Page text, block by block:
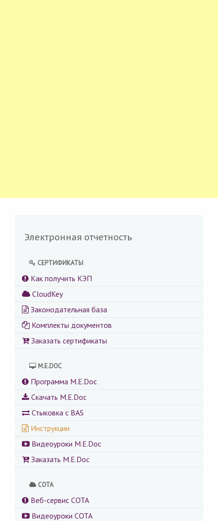
Электронная отчетность
СЕРТИФИКАТЫ
Как получить КЭП
CloudKey
Законодательная база
Комплекты документов
Заказать сертификаты
M.E.DOC
Программа M.E.Doc
Скачать M.E.Doc
Стыковка с BAS
Инструкции
Видеоуроки M.E.Doc
Заказать M.E.Doc
СОТА
Веб-сервис СОТА
Видеоуроки СОТА